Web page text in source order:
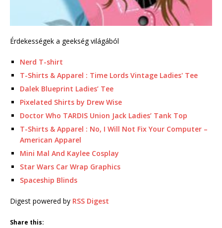
Érdekességek a geekség világából
Nerd T-shirt
T-Shirts & Apparel : Time Lords Vintage Ladies' Tee
Dalek Blueprint Ladies’ Tee
Pixelated Shirts by Drew Wise
Doctor Who TARDIS Union Jack Ladies’ Tank Top
T-Shirts & Apparel : No, I Will Not Fix Your Computer –
American Apparel
Mini Mal And Kaylee Cosplay
Star Wars Car Wrap Graphics
Spaceship Blinds
Digest powered by RSS Digest
Share this: